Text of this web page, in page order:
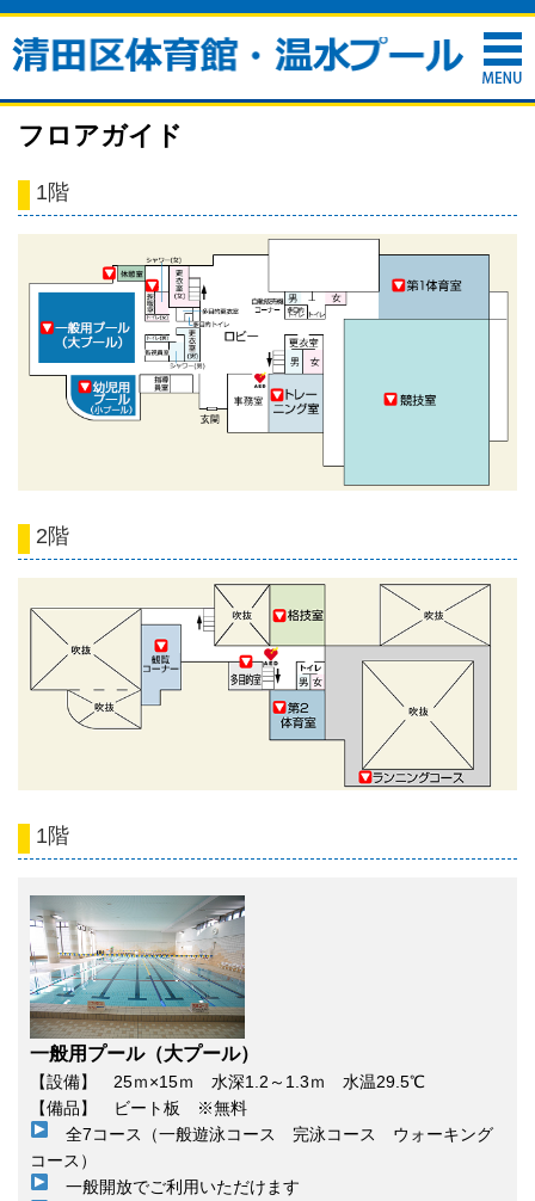
フロアガイド
1階
2階
1階
一般用プール（大プール）
【設備】 25ｍ×15ｍ 水深1.2～1.3ｍ 水温29.5℃
【備品】 ビート板 ※無料
全7コース（一般遊泳コース 完泳コース ウォーキング
コース）
一般開放でご利用いただけます